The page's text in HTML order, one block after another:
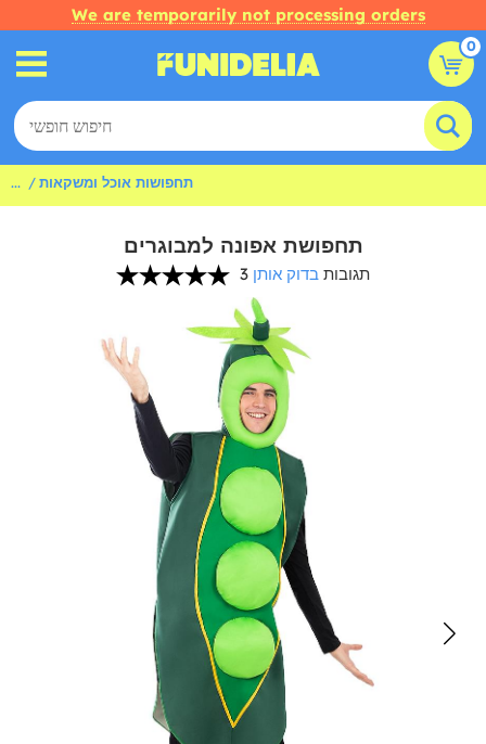
We are temporarily not processing orders
0
... תחפושות אוכל ומשקאות
תחפושת אפונה למבוגרים
3 תגובות בדוק אותן